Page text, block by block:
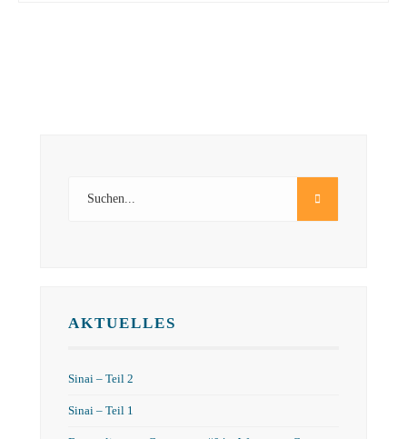
AKTUELLES
Sinai – Teil 2
Sinai – Teil 1